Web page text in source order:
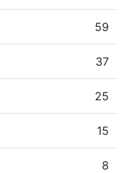
59
37
25
15
8